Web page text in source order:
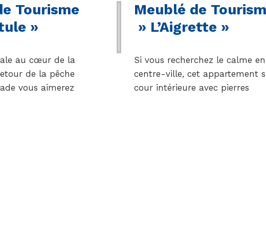
Tourisme
»
au cœur de la
de la pêche
vous aimerez
Meublé de
» L’Aigrette »
Si vous recherchez le calme en
centre-ville, cet appartement
cour intérieure avec pierres